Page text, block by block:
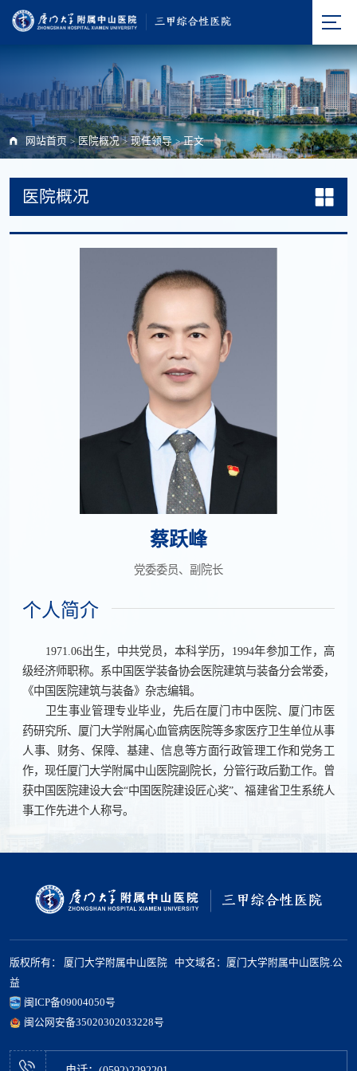
网站首页 > 医院概况 > 现任领导 > 正文
医院概况
蔡跃峰
党委委员、副院长
个人简介
1971.06出生，中共党员，本科学历，1994年参加工作，高
级经济师职称。系中国医学装备协会医院建筑与装备分会常委，
《中国医院建筑与装备》杂志编辑。
卫生事业管理专业毕业，先后在厦门市中医院、厦门市医
药研究所、厦门大学附属心血管病医院等多家医疗卫生单位从事
人事、财务、保障、基建、信息等方面行政管理工作和党务工
作，现任厦门大学附属中山医院副院长，分管行政后勤工作。曾
获中国医院建设大会“中国医院建设匠心奖”、福建省卫生系统人
事工作先进个人称号。
版权所有： 厦门大学附属中山医院 中文域名：厦门大学附属中山医院.公
益
闽ICP备09004050号
闽公网安备35020302033228号